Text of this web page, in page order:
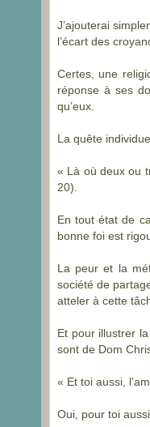
J’ajouterai
l’écart des
Certes, une
réponse à ses
qu’eux.
La quête
« Là où deux ou
20).
En tout état de
bonne foi est
La peur et la
société de
atteler à cette
Et pour illustrer
sont de Dom
« Et toi aussi,
Oui, pour toi